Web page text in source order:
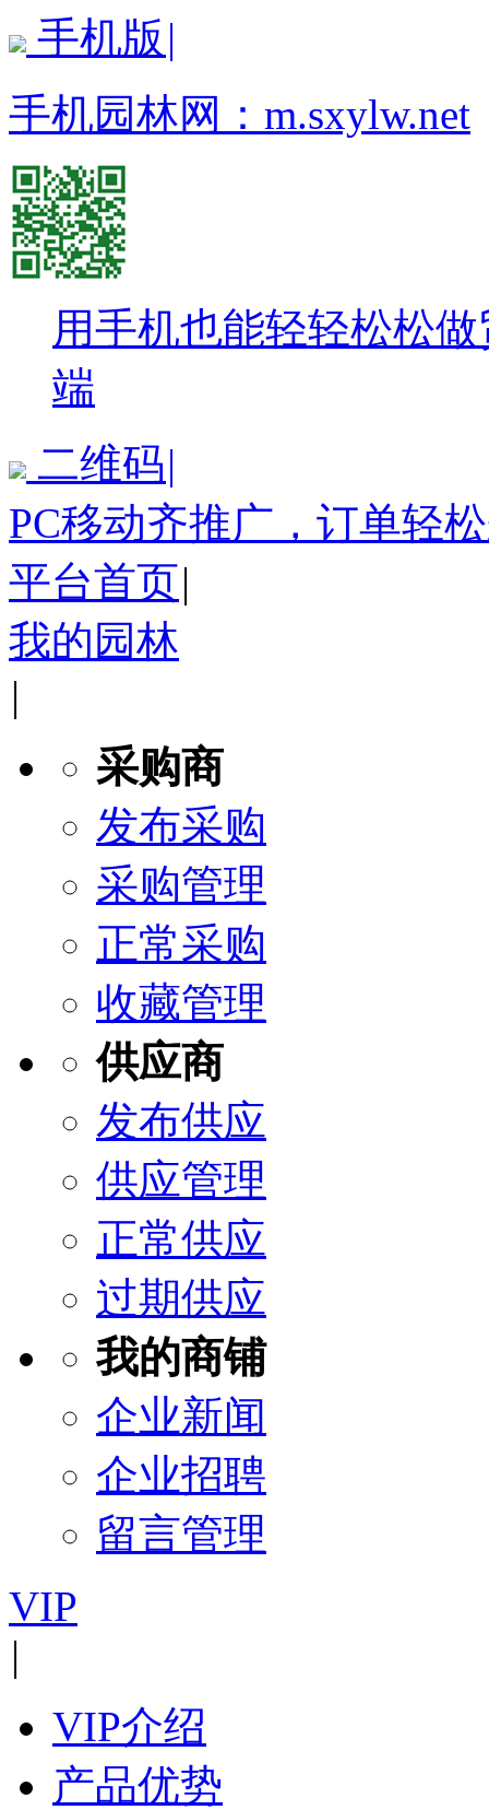
手机版 |
手机园林网： m.sxylw.net
用手机也能轻轻松松
端
二维码|
PC移动齐推广，订单轻
平台首页|
我的园林
|
采购商
发布采购
采购管理
正常采购
收藏管理
供应商
发布供应
供应管理
正常供应
过期供应
我的商铺
企业新闻
企业招聘
留言管理
VIP
|
VIP介绍
产品优势